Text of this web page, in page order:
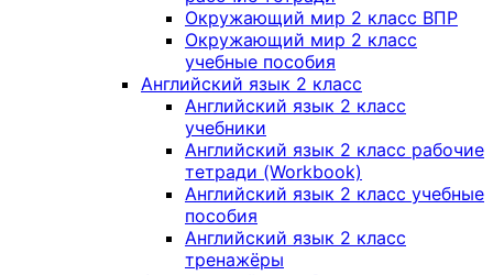
Окружающий мир 2 класс ВПР
Окружающий мир 2 класс
учебные пособия
Английский язык 2 класс
Английский язык 2 класс
учебники
Английский язык 2 класс рабочие
тетради (Workbook)
Английский язык 2 класс учебные
пособия
Английский язык 2 класс
тренажёры